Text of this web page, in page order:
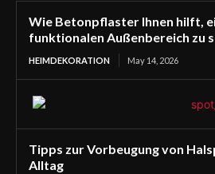
Wie Betonpflaster Ihnen hilft,
funktionalen Außenbereich zu
HEIMDEKORATION May 14, 2026
Tipps zur Vorbeugung von
Alltag